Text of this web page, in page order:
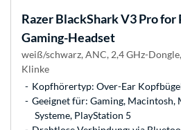
RazerBlackShark V3 Pro for
Gaming-Headset
weiß/schwarz, ANC, 2,4 GHz-
Klinke
Kopfhörertyp: Over-Ear
Geeignet für: Gaming, Macintosh,
Systeme, PlayStation 5